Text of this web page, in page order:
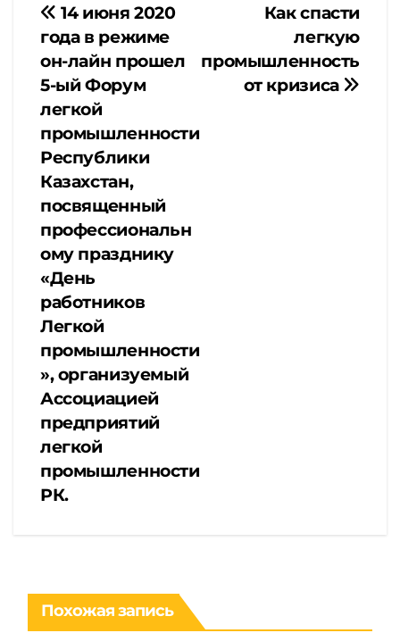
Навигация
по
записям
Как спасти
легкую
промышленность
от кризиса
14 июня 2020
года в режиме
он-лайн прошел
5-ый Форум
легкой
промышленности
Республики
Казахстан,
посвященный
профессиональн
ому празднику
«День
работников
Легкой
промышленности
», организуемый
Ассоциацией
предприятий
легкой
промышленности
РК.
Похожая запись